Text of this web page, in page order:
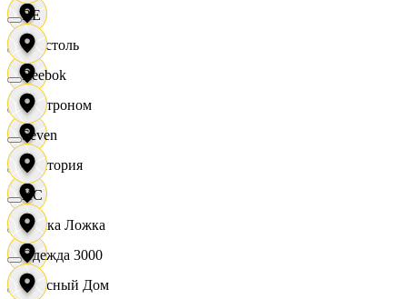
Бристоль
Быстроном
Виктория
Вилка Ложка
Вкусный Дом
RE
Reebok
Seven
XC
Одежда 3000